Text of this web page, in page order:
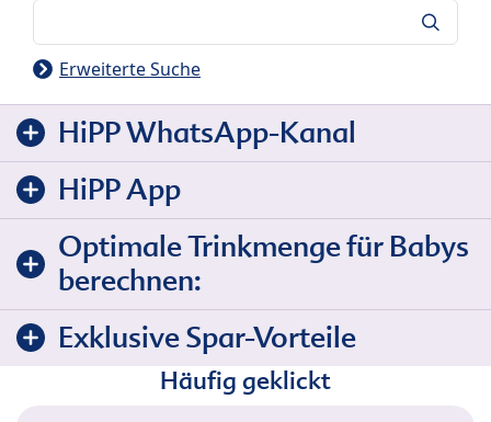
Erweiterte Suche
HiPP WhatsApp-Kanal
HiPP App
Optimale Trinkmenge für Babys
berechnen:
Exklusive Spar-Vorteile
Häufig geklickt